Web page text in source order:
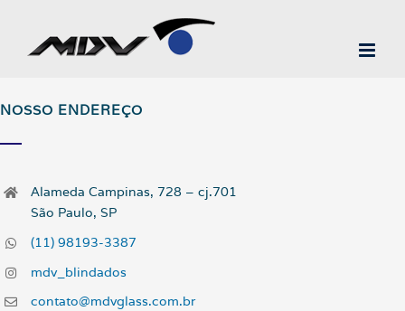
NOSSO ENDEREÇO
Alameda Campinas, 728 – cj.701
São Paulo, SP
(11) 98193-3387
mdv_blindados
contato@mdvglass.com.br